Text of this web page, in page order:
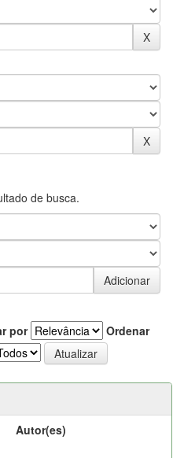
de busca.
por
Ordenar
Autor(es)